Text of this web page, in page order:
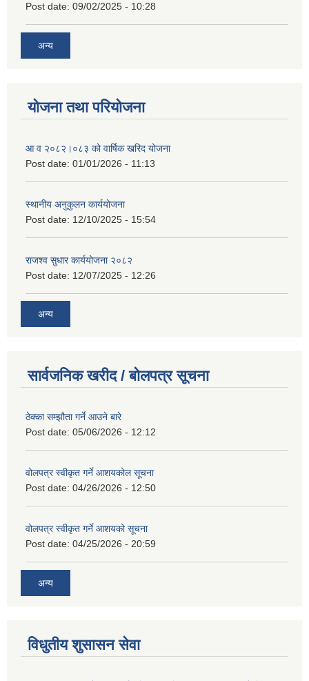
Post date: 09/02/2025 - 10:28
अन्य
योजना तथा परियोजना
आ व २०८२।०८३ को वार्षिक खरिद योजना
Post date: 01/01/2026 - 11:13
स्थानीय अनुकुलन कार्ययोजना
Post date: 12/10/2025 - 15:54
राजश्व सुधार कार्ययोजना २०८२
Post date: 12/07/2025 - 12:26
अन्य
सार्वजनिक खरीद / बोलपत्र सूचना
ठेक्का सम्झौता गर्ने आउने बारे
Post date: 05/06/2026 - 12:12
वोलपत्र स्वीकृत गर्ने आशयकोल सूचना
Post date: 04/26/2026 - 12:50
वोलपत्र स्वीकृत गर्ने आशयको सूचना
Post date: 04/25/2026 - 20:59
अन्य
विधुतीय शुसासन सेवा